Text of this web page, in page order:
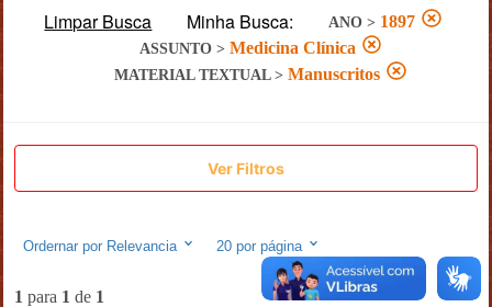
Limpar Busca Minha Busca: ANO > 1897
ASSUNTO> Medicina Clínica
MATERIAL TEXTUAL> Manuscritos
Ver Filtros
Ordernar por Relevancia 20por página
1 para 1 de 1